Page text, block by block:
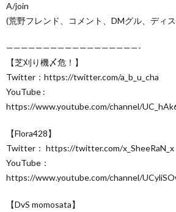
A/join
(荒野フレンド、コメント、DMグル、ディ
——————————————————-
【芝刈り機〆危！】
Twitter：https://twitter.com/a_b_u_cha
YouTube :
https://www.youtube.com/channel/
【Flora428】
Twitter： https://twitter.com/x_SheeRaN_x
YouTube：
https://www.youtube.com/channel/
【DvS momosata】